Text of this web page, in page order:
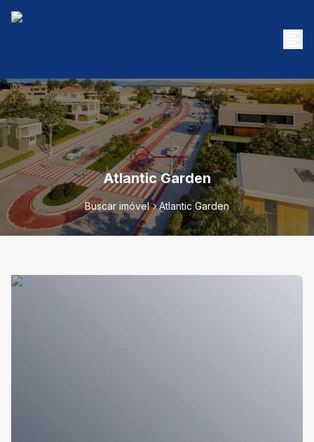
Atlantic Garden
Buscar imóvel Atlantic Garden